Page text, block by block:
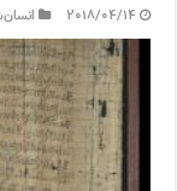
2018/04/14